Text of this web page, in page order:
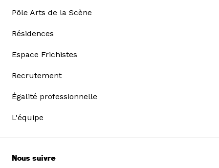
Pôle Arts de la Scène
Résidences
Espace Frichistes
Recrutement
Égalité professionnelle
L'équipe
Nous suivre